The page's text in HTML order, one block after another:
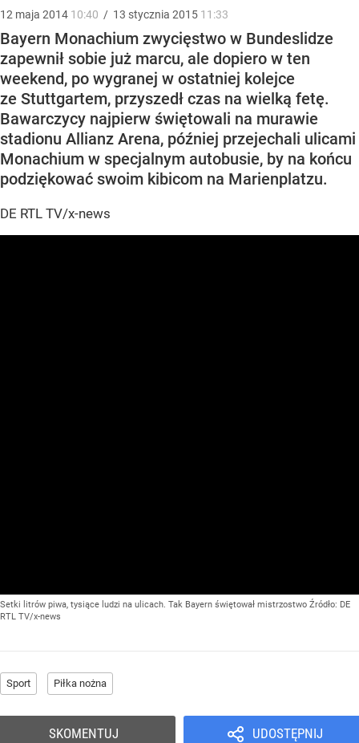
12 maja 2014 10:40 / 13 stycznia 2015 11:33
Bayern Monachium zwycięstwo w Bundeslidze
zapewnił sobie już marcu, ale dopiero w ten
weekend, po wygranej w ostatniej kolejce
ze Stuttgartem, przyszedł czas na wielką fetę.
Bawarczycy najpierw świętowali na murawie
stadionu Allianz Arena, później przejechali ulicami
Monachium w specjalnym autobusie, by na końcu
podziękować swoim kibicom na Marienplatzu.
DE RTL TV/x-news
Setki litrów piwa, tysiące ludzi na ulicach. Tak Bayern świętował mistrzostwo Źródło: DE
RTL TV/x-news
Sport Piłka nożna
UDOSTĘPNIJ
SKOMENTUJ